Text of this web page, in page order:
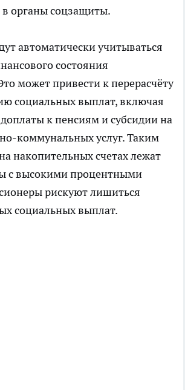
в органы соцзащиты.
автоматически учитываться
состояния
может привести к перерасчёту
социальных выплат, включая
к пенсиям и субсидии на
коммунальных услуг. Таким
накопительных счетах лежат
с высокими процентными
рискуют лишиться
социальных выплат.